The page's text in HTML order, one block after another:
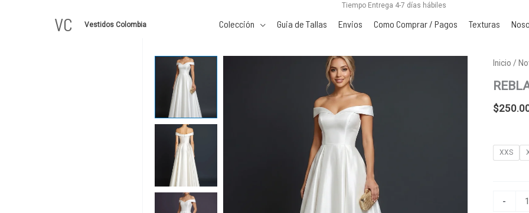
Tiempo Entrega 4-7 días hábiles
VC Vestidos Colombia Colección Guia de Tallas Envios Como Comprar / Pagos Texturas
Inicio /
$
XXS
-
REBLA
cantidad